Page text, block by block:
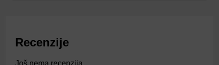
Recenzije
Još nema recenzija.